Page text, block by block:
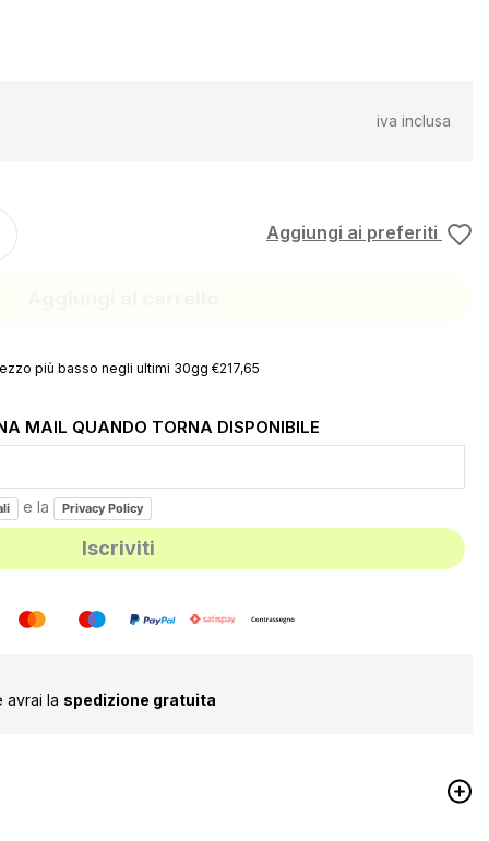
iva inclusa
Aggiungi ai preferiti
più basso negli ultimi 30gg €217,65
MAIL QUANDO TORNA DISPONIBILE
e la Privacy Policy
avrai la spedizione gratuita